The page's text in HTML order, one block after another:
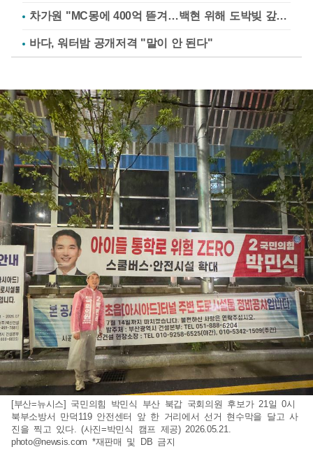
차가원 "MC몽에 400억 뜯겨…백현 위해 도박빚 갚아줘"
바다, 워터밤 공개저격 "말이 안 된다"
[부산=뉴시스] 국민의힘 박민식 부산 북갑 국회의원 후보가 21일 0시
북부소방서 만덕119 안전센터 앞 한 거리에서 선거 현수막을 달고 사
진을 찍고 있다. (사진=박민식 캠프 제공) 2026.05.21.
photo@newsis.com *재판매 및 DB 금지